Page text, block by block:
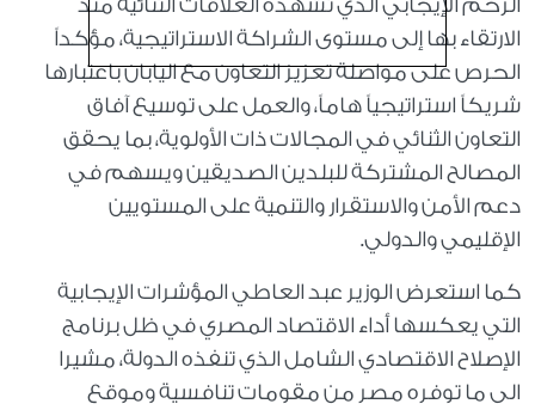
الزخم الإيجابي الذي تشهده العلاقات الثنائية منذ
الارتقاء بها إلى مستوى الشراكة الاستراتيجية، مؤكداً
الحرص على مواصلة تعزيز التعاون مع اليابان باعتبارها
شريكاً استراتيجياً هاماً، والعمل على توسيع آفاق
التعاون الثنائي في المجالات ذات الأولوية، بما يحقق
المصالح المشتركة للبلدين الصديقين ويسهم في
دعم الأمن والاستقرار والتنمية على المستويين
الإقليمي والدولي.
كما استعرض الوزير عبد العاطي المؤشرات الإيجابية
التي يعكسها أداء الاقتصاد المصري في ظل برنامج
الإصلاح الاقتصادي الشامل الذي تنفذه الدولة، مشيرا
الى ما توفره مصر من مقومات تنافسية وموقع